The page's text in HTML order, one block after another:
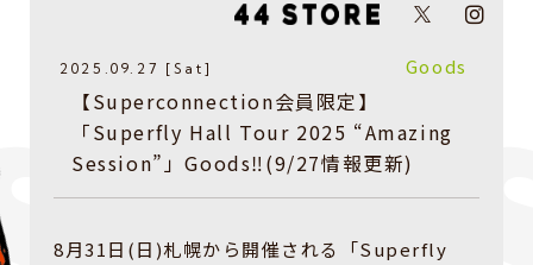
2025.09.27 [Sat] Goods
【Superconnection会員限定】
「Superfly Hall Tour 2025 “Amazing
Session”」Goods‼(9/27情報更新)
8月31日(日)札幌から開催される「Superfly